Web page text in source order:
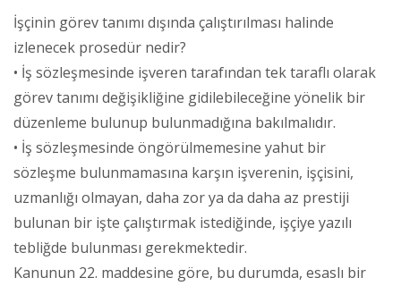
İşçinin görev tanımı dışında çalıştırılması halinde
izlenecek prosedür nedir?
• İş sözleşmesinde işveren tarafından tek taraflı olarak
görev tanımı değişikliğine gidilebileceğine yönelik bir
düzenleme bulunup bulunmadığına bakılmalıdır.
• İş sözleşmesinde öngörülmemesine yahut bir
sözleşme bulunmamasına karşın işverenin, işçisini,
uzmanlığı olmayan, daha zor ya da daha az prestiji
bulunan bir işte çalıştırmak istediğinde, işçiye yazılı
tebliğde bulunması gerekmektedir.
Kanunun 22. maddesine göre, bu durumda, esaslı bir